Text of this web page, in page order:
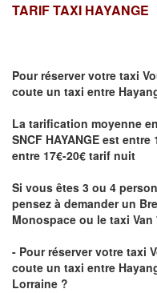
TARIF TAXI HAYANGE
Pour réserver votre taxi
coute un taxi entre
La tarification moyenne
SNCF HAYANGE est
entre 17€-20€ tarif nuit
Si vous êtes 3 ou 4
pensez à demander un
Monospace ou le taxi Van
- Pour réserver votre taxi
coute un taxi entre
Lorraine ?